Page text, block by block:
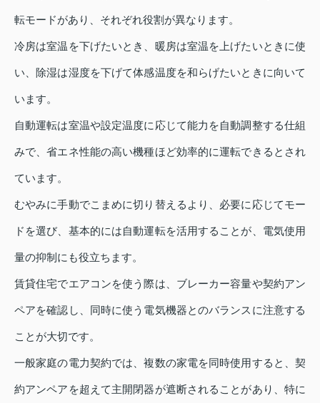
転モードがあり、それぞれ役割が異なります。
冷房は室温を下げたいとき、暖房は室温を上げたいときに使
い、除湿は湿度を下げて体感温度を和らげたいときに向いて
います。
自動運転は室温や設定温度に応じて能力を自動調整する仕組
みで、省エネ性能の高い機種ほど効率的に運転できるとされ
ています。
むやみに手動でこまめに切り替えるより、必要に応じてモー
ドを選び、基本的には自動運転を活用することが、電気使用
量の抑制にも役立ちます。
賃貸住宅でエアコンを使う際は、ブレーカー容量や契約アン
ペアを確認し、同時に使う電気機器とのバランスに注意する
ことが大切です。
一般家庭の電力契約では、複数の家電を同時使用すると、契
約アンペアを超えて主開閉器が遮断されることがあり、特に